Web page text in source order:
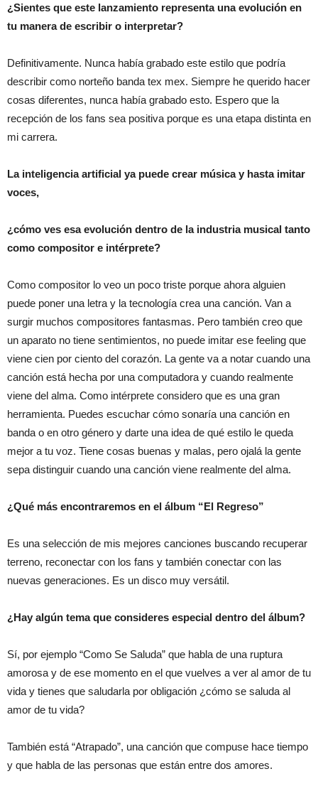
¿Sientes que este lanzamiento representa una evolución en
tu manera de escribir o interpretar?
Definitivamente. Nunca había grabado este estilo que podría
describir como norteño banda tex mex. Siempre he querido hacer
cosas diferentes, nunca había grabado esto. Espero que la
recepción de los fans sea positiva porque es una etapa distinta en
mi carrera.
La inteligencia artificial ya puede crear música y hasta imitar
voces,
¿cómo ves esa evolución dentro de la industria musical tanto
como compositor e intérprete?
Como compositor lo veo un poco triste porque ahora alguien
puede poner una letra y la tecnología crea una canción. Van a
surgir muchos compositores fantasmas. Pero también creo que
un aparato no tiene sentimientos, no puede imitar ese feeling que
viene cien por ciento del corazón. La gente va a notar cuando una
canción está hecha por una computadora y cuando realmente
viene del alma. Como intérprete considero que es una gran
herramienta. Puedes escuchar cómo sonaría una canción en
banda o en otro género y darte una idea de qué estilo le queda
mejor a tu voz. Tiene cosas buenas y malas, pero ojalá la gente
sepa distinguir cuando una canción viene realmente del alma.
¿Qué más encontraremos en el álbum “El Regreso”
Es una selección de mis mejores canciones buscando recuperar
terreno, reconectar con los fans y también conectar con las
nuevas generaciones. Es un disco muy versátil.
¿Hay algún tema que consideres especial dentro del álbum?
Sí, por ejemplo “Como Se Saluda” que habla de una ruptura
amorosa y de ese momento en el que vuelves a ver al amor de tu
vida y tienes que saludarla por obligación ¿cómo se saluda al
amor de tu vida?
También está “Atrapado”, una canción que compuse hace tiempo
y que habla de las personas que están entre dos amores.